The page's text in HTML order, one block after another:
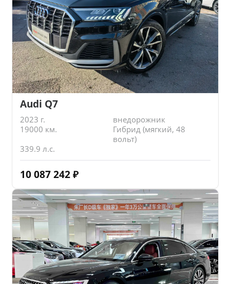
Audi Q7
2023 г.
внедорожник
19000 км.
Гибрид (мягкий, 48
вольт)
339.9 л.с.
10 087 242 ₽